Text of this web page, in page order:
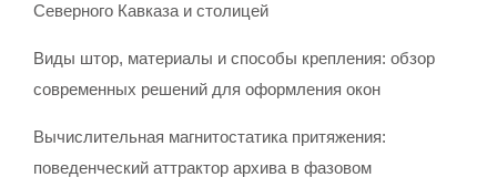
Северного Кавказа и столицей
Виды штор, материалы и способы крепления: обзор
современных решений для оформления окон
Вычислительная магнитостатика притяжения:
поведенческий аттрактор архива в фазовом